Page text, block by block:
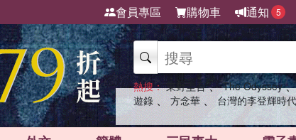
會員專區 購物車 通知 5
熱搜： 東野圭吾 、 The Odyssey 、
遊錄 、 方念華 、 台灣的李登輝時代